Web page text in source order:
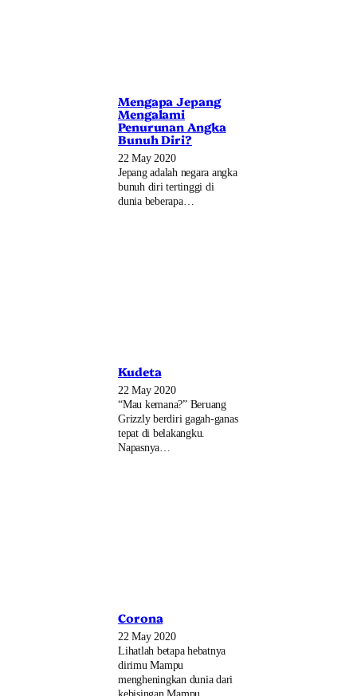
Mengapa Jepang
Mengalami
Penurunan Angka
Bunuh Diri?
22 May 2020
Jepang adalah negara angka
bunuh diri tertinggi di
dunia beberapa…
Kudeta
22 May 2020
“Mau kemana?” Beruang
Grizzly berdiri gagah-ganas
tepat di belakangku.
Napasnya…
Corona
22 May 2020
Lihatlah betapa hebatnya
dirimu Mampu
mengheningkan dunia dari